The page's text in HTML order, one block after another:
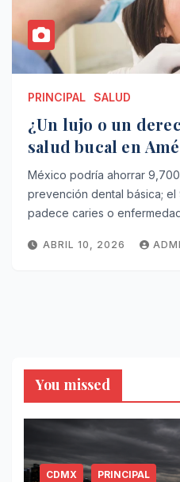
PRINCIPAL SALUD
¿Un lujo o un
salud bucal en
México podría ahorrar
prevención dental básica;
padece caries o
ABRIL 10, 2026
You missed
CDMX PRINCIPAL